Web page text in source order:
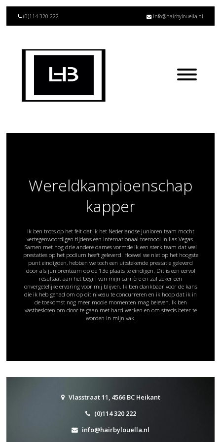
(0)114 320 222 info@hairbylouella.nl
Wereldkampioenschap
kapper
Ik ben trots op het feit dat ik het Nederlandse junioren team mocht
vertegenwoordigen tijdens een internationaal toernooi in Las Vegas.
Samen met nog drie andere dames vormde ik een sterk team dat veel
prestaties op het podium heeft geleverd. Hoewel we niet op het hoogste
punt eindigden, hebben we toch een uitstekende prestatie geleverd
door als juniorenteam op de 13e plaats te eindigen. Dit is een eervol
resultaat aan het begin van mijn carrière en zal zeker een
onvergetelijke ervaring voor mij blijven. Ik ben dankbaar voor de kans
die ik heb gehad om op dit niveau te concurreren en ik hoop dat ik in
de toekomst nog meer mooie momenten mag beleven. Ik ben
vastbesloten om door te gaan met hard werken en om steeds beter te
worden in mijn vak.
Vlasstraat 11, 4566 BC Heikant
(0)114 320 222
info@hairbylouella.nl